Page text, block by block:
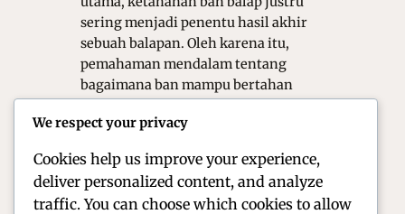
sering menjadi penentu hasil akhir
sebuah balapan. Oleh karena itu,
pemahaman mendalam tentang
bagaimana ban mampu bertahan
rahasia penting di balik persaingan
We respect your privacy
Cookies help us improve your experience,
deliver personalized content, and analyze
traffic. You can choose which cookies to allow